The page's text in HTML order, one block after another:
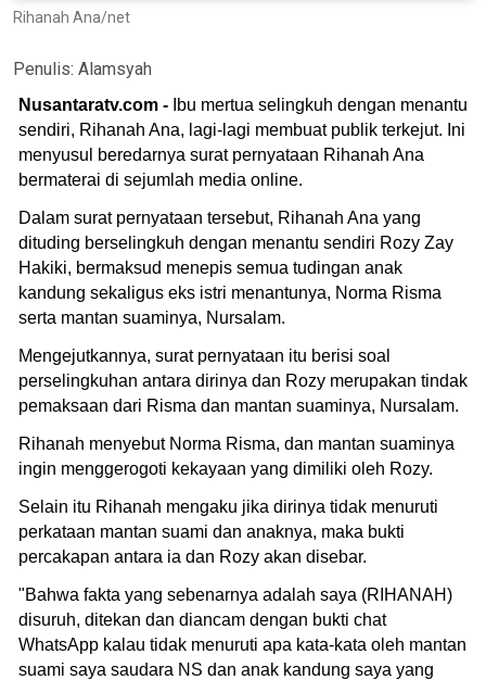
Rihanah Ana/net
Penulis: Alamsyah
Nusantaratv.com - Ibu mertua selingkuh dengan menantu
sendiri, Rihanah Ana, lagi-lagi membuat publik terkejut. Ini
menyusul beredarnya surat pernyataan Rihanah Ana
bermaterai di sejumlah media online.
Dalam surat pernyataan tersebut, Rihanah Ana yang
dituding berselingkuh dengan menantu sendiri Rozy Zay
Hakiki, bermaksud menepis semua tudingan anak
kandung sekaligus eks istri menantunya, Norma Risma
serta mantan suaminya, Nursalam.
Mengejutkannya, surat pernyataan itu berisi soal
perselingkuhan antara dirinya dan Rozy merupakan tindak
pemaksaan dari Risma dan mantan suaminya, Nursalam.
Rihanah menyebut Norma Risma, dan mantan suaminya
ingin menggerogoti kekayaan yang dimiliki oleh Rozy.
Selain itu Rihanah mengaku jika dirinya tidak menuruti
perkataan mantan suami dan anaknya, maka bukti
percakapan antara ia dan Rozy akan disebar.
"Bahwa fakta yang sebenarnya adalah saya (RIHANAH)
disuruh, ditekan dan diancam dengan bukti chat
WhatsApp kalau tidak menuruti apa kata-kata oleh mantan
suami saya saudara NS dan anak kandung saya yang